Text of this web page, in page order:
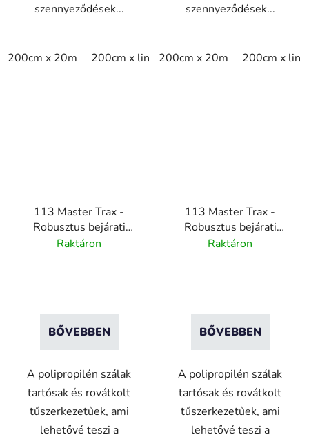
szennyeződések...
200cm x 20m 200cm x linm
szennyeződések...
200cm x 20m 200cm x
113 Master Trax -
Robusztus bejárati
szőnyeg rendszer - Őszi
Raktáron
BŐVEBBEN
A polipropilén szálak
tartósak és rovátkolt
tűszerkezetűek, ami
lehetővé teszi a
113 Master Trax -
Robusztus bejárati
szőnyeg rendszer - Őszi
Raktáron
BŐVEBBEN
A polipropilén szálak
tartósak és rovátkolt
tűszerkezetűek, ami
lehetővé teszi a